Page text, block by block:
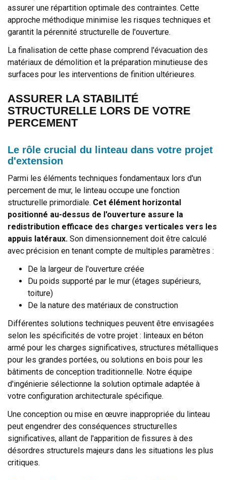
assurer une répartition optimale des contraintes. Cette
approche méthodique minimise les risques techniques et
garantit la pérennité structurelle de l'ouverture.
La finalisation de cette phase comprend l'évacuation des
matériaux de démolition et la préparation minutieuse des
surfaces pour les interventions de finition ultérieures.
ASSURER LA STABILITÉ
STRUCTURELLE LORS DE VOTRE
PERCEMENT
Le rôle crucial du linteau dans votre projet
d'extension
Parmi les éléments techniques fondamentaux lors d'un
percement de mur, le linteau occupe une fonction
structurelle primordiale. Cet élément horizontal
positionné au-dessus de l'ouverture assure la
redistribution efficace des charges verticales vers les
appuis latéraux. Son dimensionnement doit être calculé
avec précision en tenant compte de multiples paramètres :
De la largeur de l'ouverture créée
Du poids supporté par le mur (étages supérieurs,
toiture)
De la nature des matériaux de construction
Différentes solutions techniques peuvent être envisagées
selon les spécificités de votre projet : linteaux en béton
armé pour les charges significatives, structures métalliques
pour les grandes portées, ou solutions en bois pour les
bâtiments de conception traditionnelle. Notre équipe
d'ingénierie sélectionne la solution optimale adaptée à
votre configuration architecturale spécifique.
Une conception ou mise en œuvre inappropriée du linteau
peut engendrer des conséquences structurelles
significatives, allant de l'apparition de fissures à des
désordres structurels majeurs dans les situations les plus
critiques.